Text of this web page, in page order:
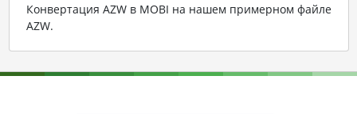
Конвертация AZW в MOBI на нашем примерном файле
AZW.